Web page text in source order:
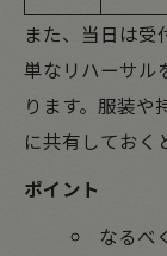
また、当日は
単なリハーサル
ります。服装や
に共有しておく
ポイント
なるべ